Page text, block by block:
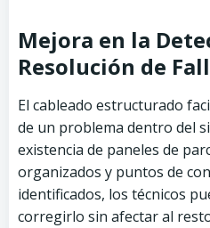
Mejora en la
Resolución de
El cableado estructurado
de un problema dentro del
existencia de paneles de
organizados y puntos de
identificados, los técnicos
corregirlo sin afectar al